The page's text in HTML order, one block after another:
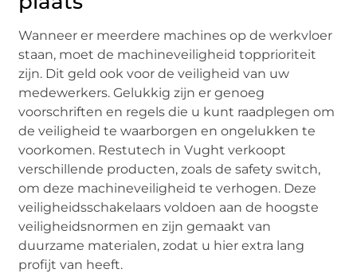
Wanneer er meerdere machines op de werkvloer
staan, moet de machineveiligheid topprioriteit
zijn. Dit geld ook voor de veiligheid van uw
medewerkers. Gelukkig zijn er genoeg
voorschriften en regels die u kunt raadplegen om
de veiligheid te waarborgen en ongelukken te
voorkomen. Restutech in Vught verkoopt
verschillende producten, zoals de safety switch,
om deze machineveiligheid te verhogen. Deze
veiligheidsschakelaars voldoen aan de hoogste
veiligheidsnormen en zijn gemaakt van
duurzame materialen, zodat u hier extra lang
profijt van heeft.